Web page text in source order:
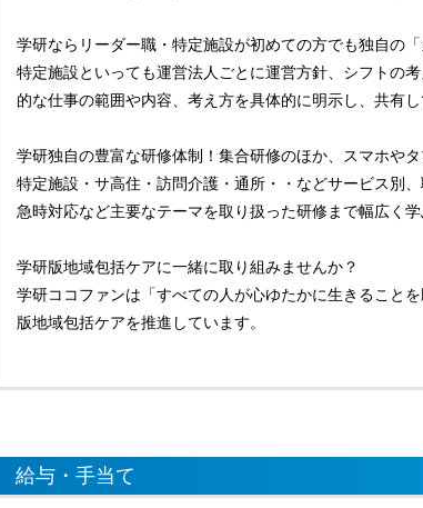
学研ならリーダー職・特定施設が初めての方でも独自の
特定施設といっても運営法人ごとに運営方針、シフトの
的な仕事の範囲や内容、考え方を具体的に明示し、共有
学研独自の豊富な研修体制！集合研修のほか、スマホや
特定施設・サ高住・訪問介護・通所・・などサービス別
急時対応など主要なテーマを取り扱った研修まで幅広く学
学研版地域包括ケアに一緒に取り組みませんか？
学研ココファンは「すべての人が心ゆたかに生きること
版地域包括ケアを推進しています。
給与・手当て